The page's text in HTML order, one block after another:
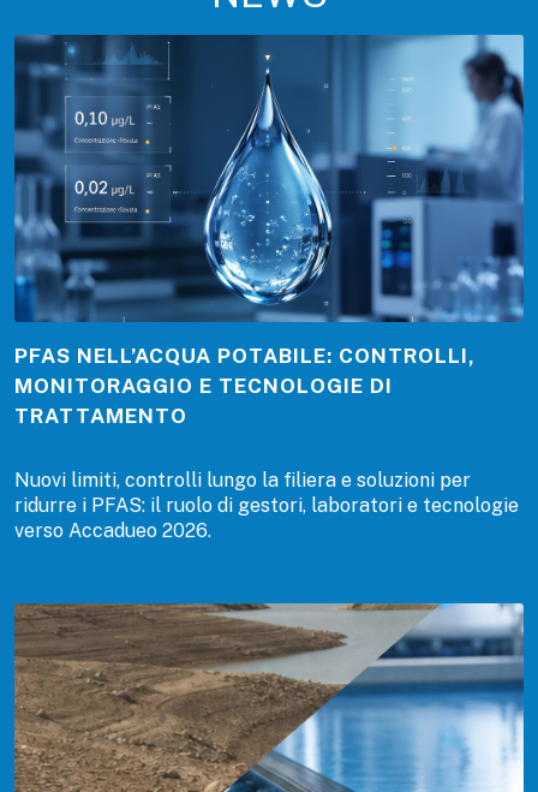
PFAS NELL’ACQUA POTABILE: CONTROLLI,
MONITORAGGIO E TECNOLOGIE DI
TRATTAMENTO
Nuovi limiti, controlli lungo la filiera e soluzioni per
ridurre i PFAS: il ruolo di gestori, laboratori e tecnologie
verso Accadueo 2026.